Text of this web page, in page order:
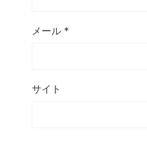
メール *
サイト